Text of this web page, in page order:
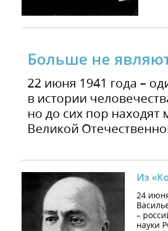
Больше не
22 июня 1941 года –
в истории
но до сих пор находят
Великой
Из
24
–
науки